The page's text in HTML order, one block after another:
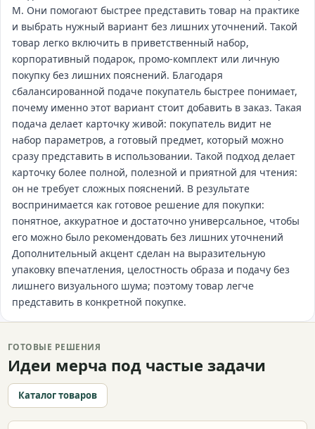
M. Они помогают быстрее представить товар на практике
и выбрать нужный вариант без лишних уточнений. Такой
товар легко включить в приветственный набор,
корпоративный подарок, промо‑комплект или личную
покупку без лишних пояснений. Благодаря
сбалансированной подаче покупатель быстрее понимает,
почему именно этот вариант стоит добавить в заказ. Такая
подача делает карточку живой: покупатель видит не
набор параметров, а готовый предмет, который можно
сразу представить в использовании. Такой подход делает
карточку более полной, полезной и приятной для чтения:
он не требует сложных пояснений. В результате
воспринимается как готовое решение для покупки:
понятное, аккуратное и достаточно универсальное, чтобы
его можно было рекомендовать без лишних уточнений
Дополнительный акцент сделан на выразительную
упаковку впечатления, целостность образа и подачу без
лишнего визуального шума; поэтому товар легче
представить в конкретной покупке.
ГОТОВЫЕ РЕШЕНИЯ
Идеи мерча под частые задачи
Каталог товаров